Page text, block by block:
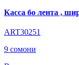
Касса бо лента ,
ART30251
9 сомони